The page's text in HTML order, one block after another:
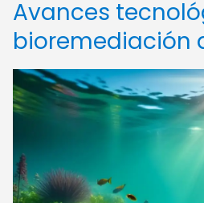
Avances
bioremediación